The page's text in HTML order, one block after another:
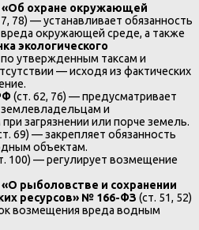
охране окружающей
78) — устанавливает обязанность
окружающей среде, а также
экологического
утвержденным таксам и
— исходя из фактических
(ст. 62, 76) — предусматривает
и
загрязнении или порче земель.
69) — закрепляет обязанность
объектам.
100) — регулирует возмещение
рыболовстве и сохранении
ресурсов» № 166-ФЗ (ст. 51, 52)
возмещения вреда водным